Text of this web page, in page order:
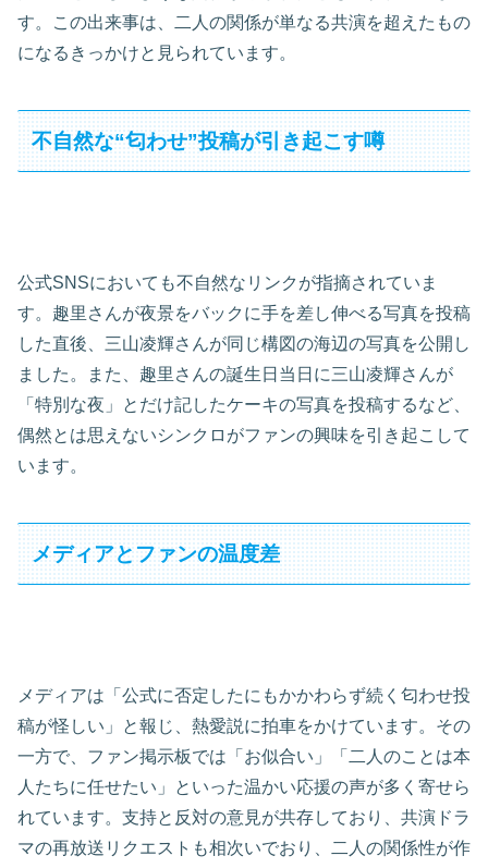
す。この出来事は、二人の関係が単なる共演を超えたもの
になるきっかけと見られています。
不自然な“匂わせ”投稿が引き起こす噂
公式SNSにおいても不自然なリンクが指摘されていま
す。趣里さんが夜景をバックに手を差し伸べる写真を投稿
した直後、三山凌輝さんが同じ構図の海辺の写真を公開し
ました。また、趣里さんの誕生日当日に三山凌輝さんが
「特別な夜」とだけ記したケーキの写真を投稿するなど、
偶然とは思えないシンクロがファンの興味を引き起こして
います。
メディアとファンの温度差
メディアは「公式に否定したにもかかわらず続く匂わせ投
稿が怪しい」と報じ、熱愛説に拍車をかけています。その
一方で、ファン掲示板では「お似合い」「二人のことは本
人たちに任せたい」といった温かい応援の声が多く寄せら
れています。支持と反対の意見が共存しており、共演ドラ
マの再放送リクエストも相次いでおり、二人の関係性が作